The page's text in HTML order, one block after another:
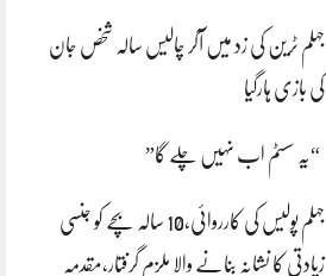
جہلم ٹرین کی زد میں آکر چالیس سالہ شخص جان
کی بازی ہارگیا
“یہ سسٹم اب نہیں چلے گا”
جہلم پولیس کی کارروائی،10 سالہ بچے کو جنسی
زیادتی کا نشانہ بنانے والا ملزم گرفتار،مقدمہ